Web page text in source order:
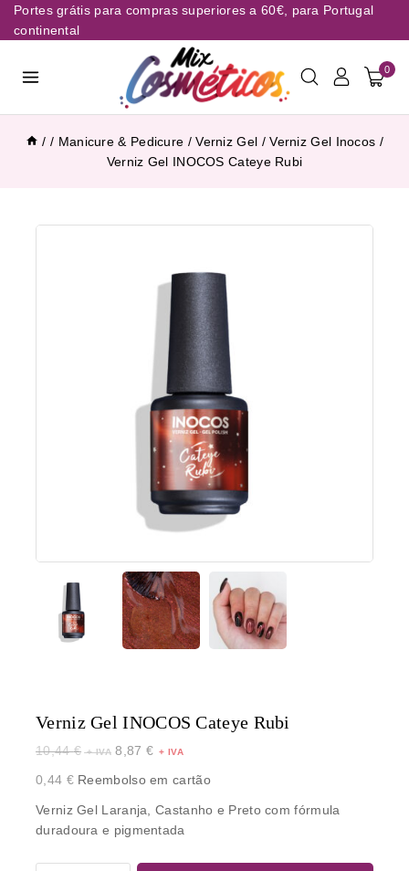
Portes grátis para compras superiores a 60€, para Portugal
continental
0
/ / Manicure & Pedicure / Verniz Gel / Verniz Gel Inocos /
Verniz Gel INOCOS Cateye Rubi
Verniz Gel INOCOS Cateye Rubi
10,44€ 8,87 €
0,44 €Reembolso em cartão
Verniz Gel Laranja, Castanho e Preto com fórmula
duradoura e pigmentada